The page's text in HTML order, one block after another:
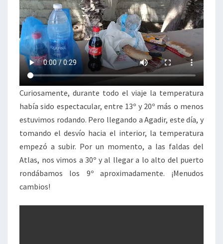
Curiosamente, durante todo el viaje la temperatura
había sido espectacular, entre 13º y 20º más o menos
estuvimos rodando. Pero llegando a Agadir, este día, y
tomando el desvío hacia el interior, la temperatura
empezó a subir. Por un momento, a las faldas del
Atlas, nos vimos a 30º y al llegar a lo alto del puerto
rondábamos los 9º aproximadamente. ¡Menudos
cambios!